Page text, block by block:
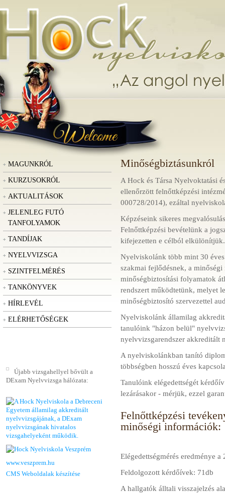
MAGUNKRÓL
KURZUSOKRÓL
AKTUALITÁSOK
JELENLEG FUTÓ
TANFOLYAMOK
TANDÍJAK
NYELVVIZSGA
SZINTFELMÉRÉS
TANKÖNYVEK
HÍRLEVÉL
ELÉRHETŐSÉGEK
Újabb vizsgahellyel bővült a
DExam Nyelvvizsga hálózata:
www.veszprem.hu
CMS Weboldalak készítése
Minőségbiztásunkról
A Hock és Társa Nyelvoktatási
ellenőrzött felnőttképzési
000728/2014), ezáltal
Képzéseink sikeres
Felnőttképzési bevételünk a
kifejezetten e célból elkülönítjük.
Nyelviskolánk több mint 30
szakmai fejlődésnek, a
minőségbiztosítási folyamatok
rendszert működtetünk, melyet
minőségbiztosító szervezettel
Nyelviskolánk államilag
tanulóink "házon belül"
nyelvvizsgarendszer akkreditált
A nyelviskolánkban tanító
többségben hosszú éves
Tanulóink elégedettségét
lezárásakor - mérjük, ezzel
Felnőttképzési
minőségi információk:
Elégedettségmérés eredménye
Feldolgozott kérdőívek: 71db
A hallgatók álltali visszajelzés